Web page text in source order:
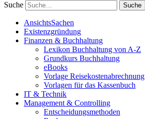
Suche
AnsichtsSachen
Existenzgründung
Finanzen & Buchhaltung
Lexikon Buchhaltung von A-Z
Grundkurs Buchhaltung
eBooks
Vorlage Reisekostenabrechnung
Vorlagen für das Kassenbuch
IT & Technik
Management & Controlling
Entscheidungsmethoden